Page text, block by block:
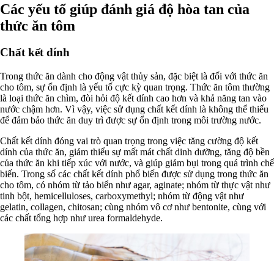
Các yếu tố giúp đánh giá độ hòa tan của
thức ăn tôm
Chất kết dính
Trong thức ăn dành cho động vật thủy sản, đặc biệt là đối với thức ăn
cho tôm, sự ổn định là yếu tố cực kỳ quan trọng. Thức ăn tôm thường
là loại thức ăn chìm, đòi hỏi độ kết dính cao hơn và khả năng tan vào
nước chậm hơn. Vì vậy, việc sử dụng chất kết dính là không thể thiếu
để đảm bảo thức ăn duy trì được sự ổn định trong môi trường nước.
Chất kết dính đóng vai trò quan trọng trong việc tăng cường độ kết
dính của thức ăn, giảm thiểu sự mất mát chất dinh dưỡng, tăng độ bền
của thức ăn khi tiếp xúc với nước, và giúp giảm bụi trong quá trình chế
biến. Trong số các chất kết dính phổ biến được sử dụng trong thức ăn
cho tôm, có nhóm từ tảo biển như agar, aginate; nhóm từ thực vật như
tinh bột, hemicelluloses, carboxymethyl; nhóm từ động vật như
gelatin, collagen, chitosan; cùng nhóm vô cơ như bentonite, cùng với
các chất tổng hợp như urea formaldehyde.